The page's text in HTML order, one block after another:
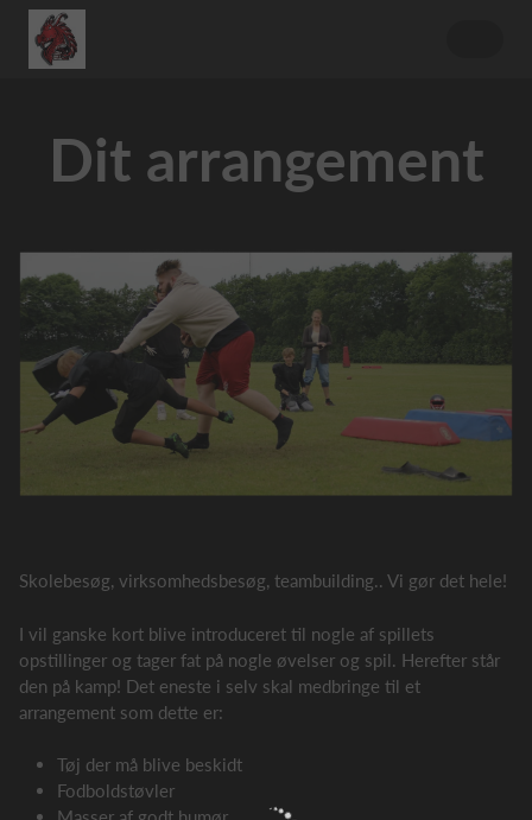
Dit arrangement
Skolebesøg, virksomhedsbesøg, teambuilding.. Vi gør det hele!
I vil ganske kort blive introduceret til nogle af spillets
opstillinger og tager fat på nogle øvelser og spil. Herefter står
den på kamp! Det eneste i selv skal medbringe til et
arrangement som dette er:
Tøj der må blive beskidt
Fodboldstøvler